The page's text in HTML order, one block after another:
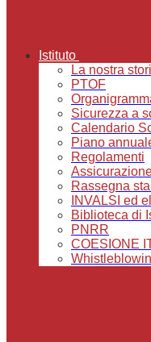
Istituto
La nostra
PTOF
Sicurezza a
Calendario
Piano
Regolamenti
Rassegna
INVALSI ed
Biblioteca di
PNRR
COESIONE